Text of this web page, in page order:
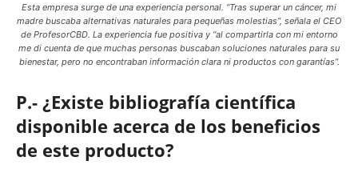
Esta empresa surge de una experiencia personal. “Tras superar un cáncer, mi
madre buscaba alternativas naturales para pequeñas molestias”, señala el CEO
de ProfesorCBD. La experiencia fue positiva y “al compartirla con mi entorno
me di cuenta de que muchas personas buscaban soluciones naturales para su
bienestar, pero no encontraban información clara ni productos con garantías”.
P.- ¿Existe bibliografía científica
disponible acerca de los beneficios
de este producto?